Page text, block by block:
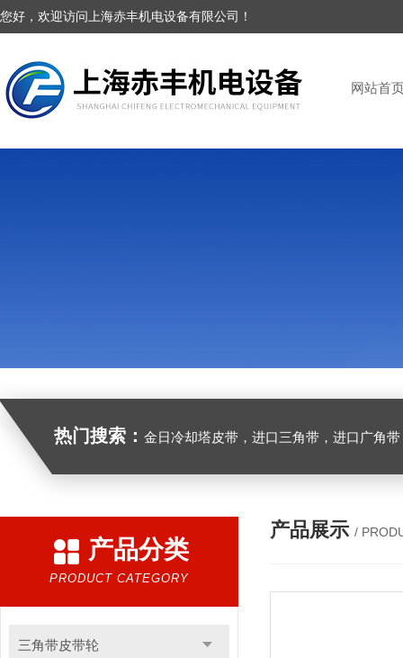
您好，欢迎访问上海赤丰机电设备有限公司！
网站首
热门搜索： 金日冷却塔皮带，进口三角带，进口广角带，进口同步带，进口空压机皮
产品分类
PRODUCT CATEGORY
三角带皮带轮
产品展示 /